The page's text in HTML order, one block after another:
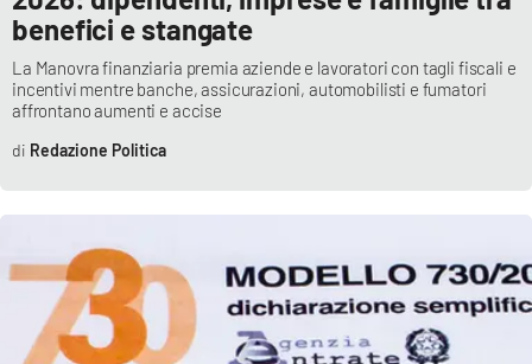
SPECIALI
Buona Sanità Calabria
LA
CALABRIAVISIONE
Destinazioni
Eventi
Food
benefici e stangate
La Manovra finanziaria premia aziende e lavoratori con tagli fiscali e
incentivi mentre banche, assicurazioni, automobilisti e fumatori
affrontano aumenti e accise
Redazione Politica